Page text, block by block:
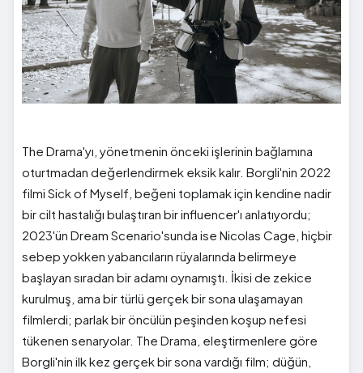
The Drama'yı, yönetmenin önceki işlerinin bağlamına
oturtmadan değerlendirmek eksik kalır. Borgli'nin 2022
filmi Sick of Myself, beğeni toplamak için kendine nadir
bir cilt hastalığı bulaştıran bir influencer'ı anlatıyordu;
2023'ün Dream Scenario'sunda ise Nicolas Cage, hiçbir
sebep yokken yabancıların rüyalarında belirmeye
başlayan sıradan bir adamı oynamıştı. İkisi de zekice
kurulmuş, ama bir türlü gerçek bir sona ulaşamayan
filmlerdi; parlak bir öncülün peşinden koşup nefesi
tükenen senaryolar. The Drama, eleştirmenlere göre
Borgli'nin ilk kez gerçek bir sona vardığı film; düğün,